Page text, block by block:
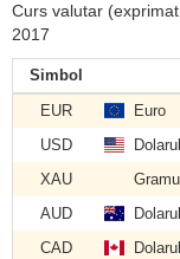
Curs valutar
2017
Simbol
EUR
Euro
USD
XAU
AUD
CAD